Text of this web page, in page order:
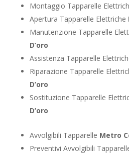
Montaggio Tapparelle
Apertura Tapparelle Elettriche
Manutenzione Tapparelle
D’oro
Assistenza Tapparelle
Riparazione Tapparelle
D’oro
Sostituzione Tapparelle
D’oro
Avvolgibili Tapparelle Metro
Preventivi Avvolgibili